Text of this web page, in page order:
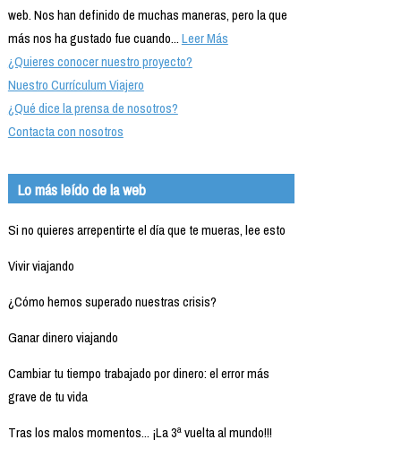
web. Nos han definido de muchas maneras, pero la que
más nos ha gustado fue cuando...Leer Más
¿Quieres conocer nuestro proyecto?
Nuestro Currículum Viajero
¿Qué dice la prensa de nosotros?
Contacta con nosotros
Lo más leído de la web
Si no quieres arrepentirte el día que te mueras, lee esto
Vivir viajando
¿Cómo hemos superado nuestras crisis?
Ganar dinero viajando
Cambiar tu tiempo trabajado por dinero: el error más
grave de tu vida
Tras los malos momentos... ¡La 3ª vuelta al mundo!!!